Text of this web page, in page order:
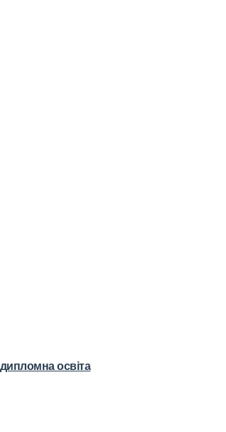
освіта